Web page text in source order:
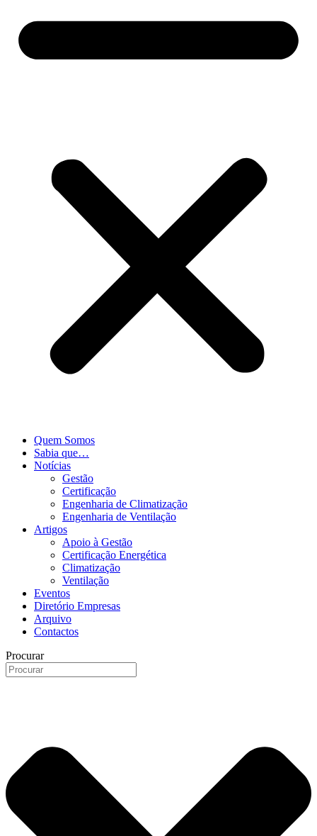
Quem Somos
Sabia que…
Notícias
Gestão
Certificação
Engenharia de Climatização
Engenharia de Ventilação
Artigos
Apoio à Gestão
Certificação Energética
Climatização
Ventilação
Eventos
Diretório Empresas
Arquivo
Contactos
Procurar